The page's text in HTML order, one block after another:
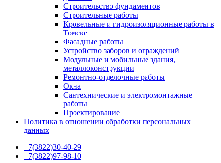
Строительство фундаментов
Строительные работы
Кровельные и гидроизоляционные работы в
Томске
Фасадные работы
Устройство заборов и ограждений
Модульные и мобильные здания,
металлоконструкции
Ремонтно-отделочные работы
Окна
Сантехнические и электромонтажные
работы
Проектирование
Политика в отношении обработки персональных
данных
+7(3822)30-40-29
+7(3822)97-98-10